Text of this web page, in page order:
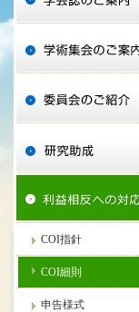
COI指針
COI細則
申告様式